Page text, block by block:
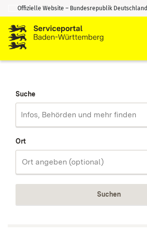
Zum Inhalt springen
Zur Suche springen
Offizielle Website – Bundesrepublik Deutschland
Suche
Ort
Suchen